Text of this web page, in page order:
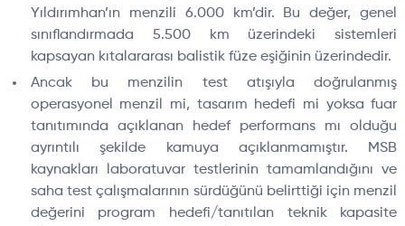
Yıldırımhan’ın menzili 6.000 km’dir. Bu değer, genel
sınıflandırmada 5.500 km üzerindeki sistemleri
kapsayan kıtalararası balistik füze eşiğinin üzerindedir.
Ancak bu menzilin test atışıyla doğrulanmış
operasyonel menzil mi, tasarım hedefi mi yoksa fuar
tanıtımında açıklanan hedef performans mı olduğu
ayrıntılı şekilde kamuya açıklanmamıştır. MSB
kaynakları laboratuvar testlerinin tamamlandığını ve
saha test çalışmalarının sürdüğünü belirttiği için menzil
değerini program hedefi/tanıtılan teknik kapasite